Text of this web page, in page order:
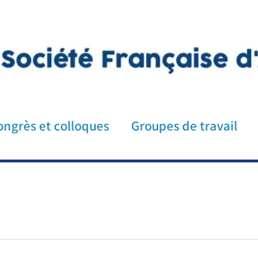
ORL médecin audioprothésiste
cochlée oreille implant cochléaire
et colloques Groupes de travail